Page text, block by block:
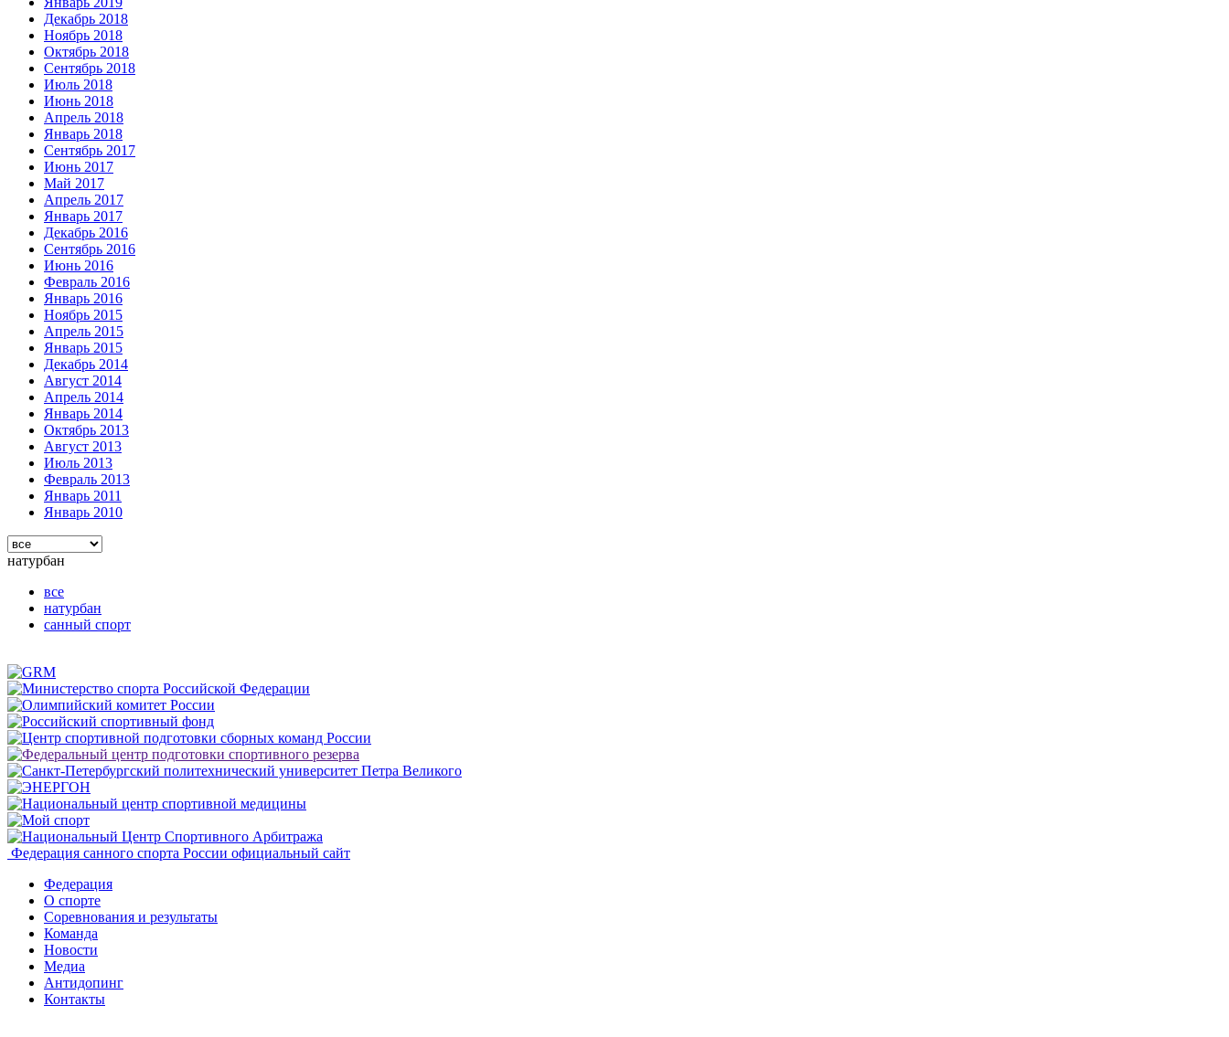
Декабрь 2018
Ноябрь 2018
Октябрь 2018
Сентябрь 2018
Июль 2018
Июнь 2018
Апрель 2018
Январь 2018
Сентябрь 2017
Июнь 2017
Май 2017
Апрель 2017
Январь 2017
Декабрь 2016
Сентябрь 2016
Июнь 2016
Февраль 2016
Январь 2016
Ноябрь 2015
Апрель 2015
Январь 2015
Декабрь 2014
Август 2014
Апрель 2014
Январь 2014
Октябрь 2013
Август 2013
Июль 2013
Февраль 2013
Январь 2011
Январь 2010
натурбан
все
натурбан
санный спорт
Федерация санного спорта России официальный сайт
Федерация
О спорте
Соревнования и результаты
Команда
Новости
Медиа
Антидопинг
Контакты